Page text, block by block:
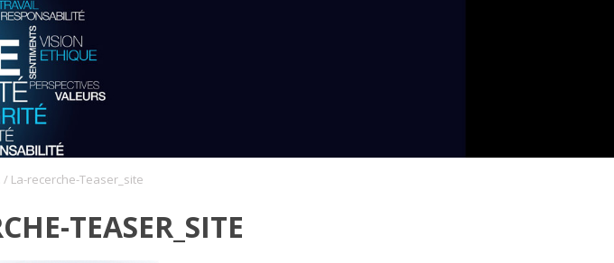
/ La-recerche-Teaser_site
TEASER_SITE